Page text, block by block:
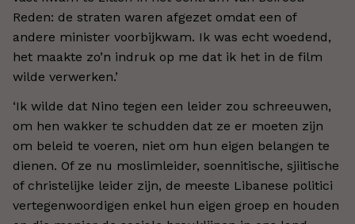
Reden: de straten waren afgezet omdat een of
andere minister voorbijkwam. Ik was echt woedend,
het maakte zo’n indruk op me dat ik het in de film
wilde verwerken.’
‘Ik wilde dat Nino tegen een leider zou schreeuwen,
om hen wakker te schudden dat ze er moeten zijn
om beleid te voeren, niet om hun eigen belangen te
dienen. Of ze nu moslimleider, soennitische, sjiitische
of christelijke leider zijn, de meeste Libanese politici
vertegenwoordigen enkel hun eigen groep en houden